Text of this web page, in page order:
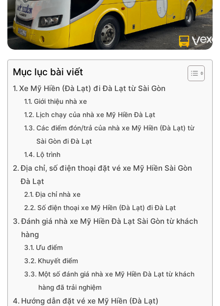
Mục lục bài viết
Xe Mỹ Hiền (Đà Lạt) đi Đà Lạt từ Sài Gòn
Giới thiệu nhà xe
Lịch chạy của nhà xe Mỹ Hiền Đà Lạt
Các điểm đón/trả của nhà xe Mỹ Hiền (Đà Lạt) từ
Sài Gòn đi Đà Lạt
Lộ trình
Địa chỉ, số điện thoại đặt vé xe Mỹ Hiền Sài Gòn
Đà Lạt
Địa chỉ nhà xe
Số điện thoại xe Mỹ Hiền (Đà Lạt) đi Đà Lạt
Đánh giá nhà xe Mỹ Hiền Đà Lạt Sài Gòn từ khách
hàng
Ưu điểm
Khuyết điểm
Một số đánh giá nhà xe Mỹ Hiền Đà Lạt từ khách
hàng đã trải nghiệm
Hướng dẫn đặt vé xe Mỹ Hiền (Đà Lạt)